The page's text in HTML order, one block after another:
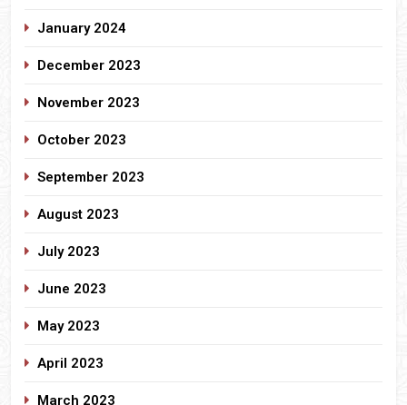
January 2024
December 2023
November 2023
October 2023
September 2023
August 2023
July 2023
June 2023
May 2023
April 2023
March 2023